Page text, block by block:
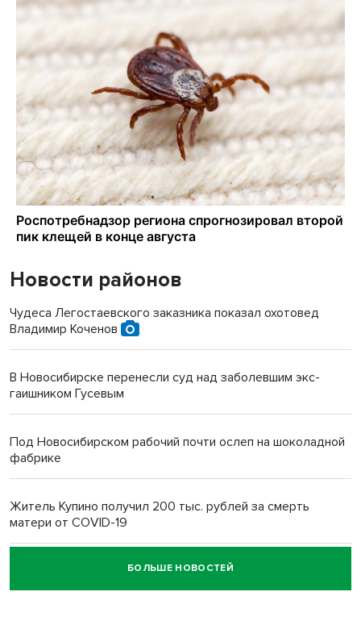
Новости районов
Чудеса Легостаевского заказника показал охотовед
Владимир Коченов
В Новосибирске перенесли суд над заболевшим экс-
гаишником Гусевым
Под Новосибирском рабочий почти ослеп на шоколадной
фабрике
Житель Купино получил 200 тыс. рублей за смерть
матери от COVID-19
Новосибирский суд наказал водителя за смерть
пенсионерки на вокзале
БОЛЬШЕ НОВОСТЕЙ